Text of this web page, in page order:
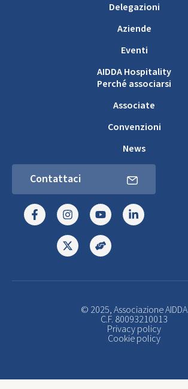
Delegazioni
Aziende
Eventi
AIDDA Hospitality
Perché associarsi
Associate
Convenzioni
News
Contattaci
© 2025, Associazione AIDDA
C.F. 80093210013
Privacy policy
Cookie policy